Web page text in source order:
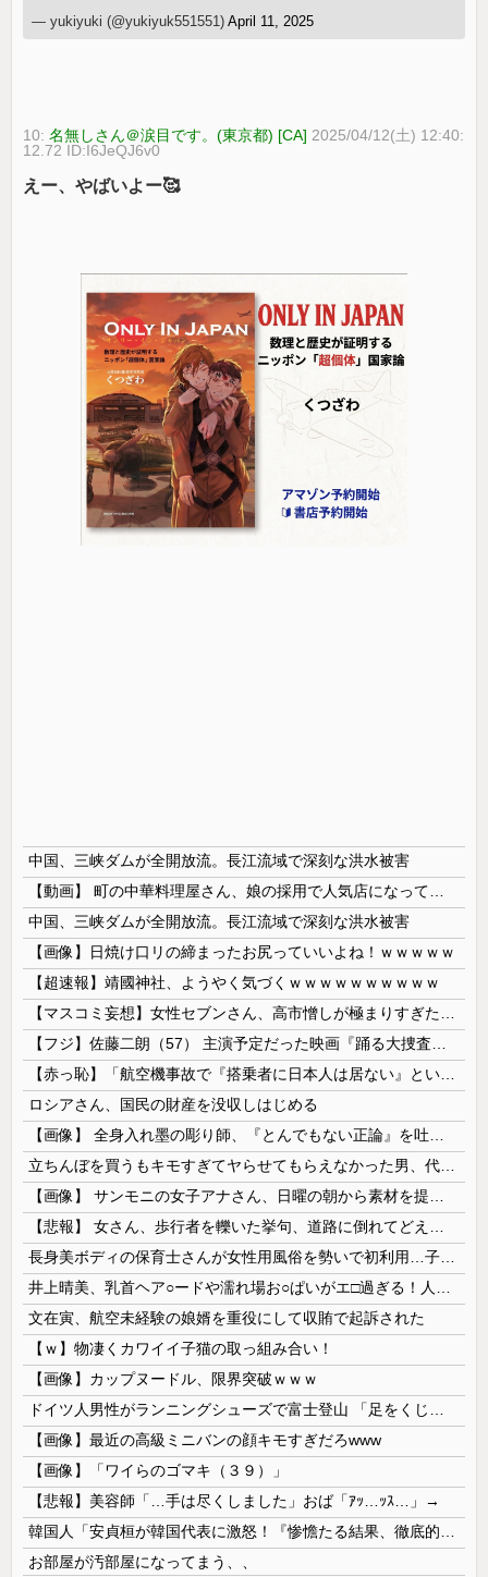
— yukiyuki (@yukiyuk551551)April 11, 2025
10:名無しさん＠涙目です。(東京都) [CA] 2025/04/12(土) 12:40:
12.72 ID:I6JeQJ6v0
えー、やばいよー🥰
中国、三峡ダムが全開放流。長江流域で深刻な洪水被害
中国、三峡ダムが全開放流。長江流域で深刻な洪水被害
【画像】日焼け口リの締まったお尻っていいよね！ｗｗｗｗｗ
【超速報】靖國神社、ようやく気づくｗｗｗｗｗｗｗｗｗｗ
ロシアさん、国民の財産を没収しはじめる
文在寅、航空未経験の娘婿を重役にして収賄で起訴された
【ｗ】物凄くカワイイ子猫の取っ組み合い！
【画像】カップヌードル、限界突破ｗｗｗ
【画像】最近の高級ミニバンの顔キモすぎだろwww
【画像】「ワイらのゴマキ（３９）」
【悲報】美容師「…手は尽くしました」おば「ｱｯ…ｯｽ…」→
お部屋が汚部屋になってまう、、